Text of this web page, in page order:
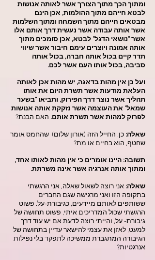
ומתוך הכך מתוך הצורך אשר לאותה אנושות
לבטא חייהם מתוך ההולמות, אכן הינם
מבטאים חייהם מתוך השמחה ומתוך השלמות
אשר אותה עבודה אשר נעשית דרך אותם אלו
אשר "נושאי הדגל" לבטא, אכן סומכים מתוך
אותה אמונה ויוצרים עימם חיבור אשר שיווי
תדר קיים בכול אותה חברה, בכול אותה
סביבה, בכול אותו העם אשר לכם.
ועל כן אין מהות בדאגה, יש מהות אכן לאותה
העלאת מודעות אשר תשרת היום את אותו
תהליך אשר נוצר דרך הפירוק, ותביאו "בשער
שמאל" את העוצמה אשר נזקקת אותה אנושות
לפרוק למהות אשר תשרת אותם. האם הבנת?
שאלה: כן, החייל הזה (אורון שלום) שהחמס אומר
שחטף, הוא בחיים או מת?
תשובה: היינו אומרים כי אין מהות לאותו אחד,
ומתוך אותה אנרגיה אשר אינה משרתת.
שאלה: אני רוצה לשאול שאלה, אני הרגשתי
בתקופה הזו ואני מרגישה שגם החברים
ששותפים לאותם מיידעים, כגיבורת-על. פשוט
הרגשתי שכול המדריכים איתי, פשוט תחושה של
גיבורת- על, והייתי רוצה לדעת אם יש עוד דרך
למעט, לאזן את עצמי להישאר עדיין בתחושה של
הגיבורה המתגברת ממשיכה לתפקד בלי נפילות
אנרגטיות?